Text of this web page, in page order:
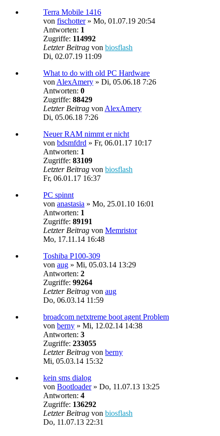
Terra Mobile 1416
von fischotter» Mo, 01.07.19 20:54
Antworten: 1
Zugriffe: 114992
Letzter Beitrag von biosflash
Di, 02.07.19 11:09
What to do with old PC Hardware
von AlexAmery » Di, 05.06.18 7:26
Antworten: 0
Zugriffe: 88429
Letzter Beitrag von AlexAmery
Di, 05.06.18 7:26
Neuer RAM nimmt er nicht
von bdsmfdrd » Fr, 06.01.17 10:17
Antworten: 1
Zugriffe: 83109
Letzter Beitrag von biosflash
Fr, 06.01.17 16:37
PC spinnt
von anastasia » Mo, 25.01.10 16:01
Antworten: 1
Zugriffe: 89191
Letzter Beitrag von Memristor
Mo, 17.11.14 16:48
Toshiba P100-309
von aug » Mi, 05.03.14 13:29
Antworten: 2
Zugriffe: 99264
Letzter Beitrag von aug
Do, 06.03.14 11:59
broadcom netxtreme boot agent Problem
von berny » Mi, 12.02.14 14:38
Antworten: 3
Zugriffe: 233055
Letzter Beitrag von berny
Mi, 05.03.14 15:32
kein sms dialog
von Bootloader» Do, 11.07.13 13:25
Antworten: 4
Zugriffe: 136292
Letzter Beitrag von biosflash
Do, 11.07.13 22:31